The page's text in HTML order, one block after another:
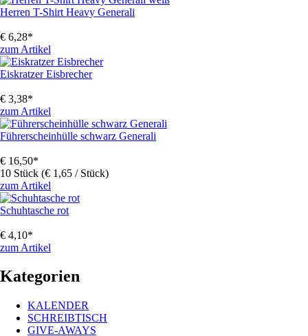
Herren T-Shirt Heavy Generali
€ 6,28*
zum Artikel
Eiskratzer Eisbrecher
€ 3,38*
zum Artikel
Führerscheinhülle schwarz Generali
€ 16,50*
10 Stück (€ 1,65 / Stück)
zum Artikel
Schuhtasche rot
€ 4,10*
zum Artikel
Kategorien
KALENDER
SCHREIBTISCH
GIVE-AWAYS